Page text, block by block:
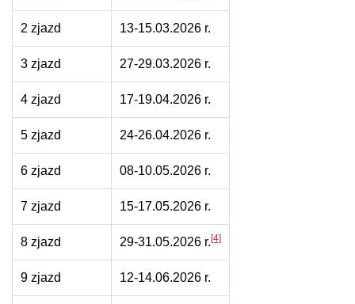
2 zjazd 13-15.03.2026 r.
3 zjazd 27-29.03.2026 r.
4 zjazd 17-19.04.2026 r.
5 zjazd 24-26.04.2026 r.
6 zjazd 08-10.05.2026 r.
7 zjazd 15-17.05.2026 r.
8 zjazd 29-31.05.2026 r.[4]
9 zjazd 12-14.06.2026 r.